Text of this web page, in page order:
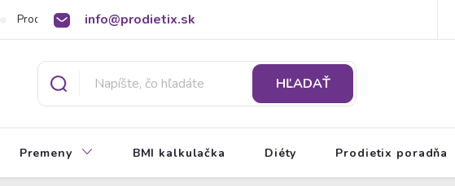
info@prodietix.sk
Prodietix poradňa BMI kalkulačka
HĽADAŤ
Premeny BMI kalkulačka Diéty Prodietix poradňa